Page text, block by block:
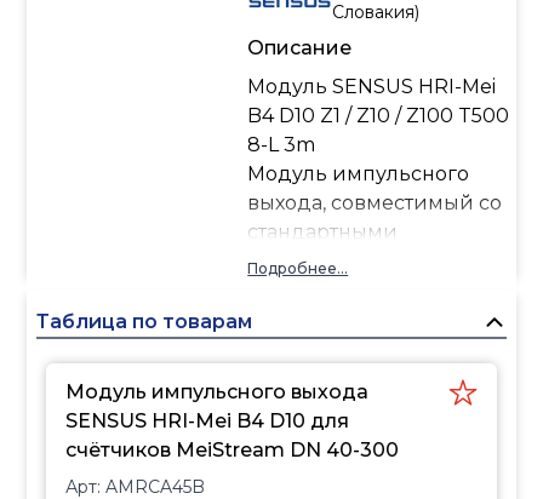
Словакия)
Описание
Модуль SENSUS HRI-Mei
B4 D10 Z1 / Z10 / Z100 T500
8-L 3m
Модуль импульсного
выхода, совместимый со
стандартными
промышленными
MeiStream и MeiTwin MID
Импульсный модуль
оснащен двумя
выходами:
Подробнее...
Таблица по товарам
Модуль импульсного выхода
SENSUS HRI-Mei B4 D10 для
счётчиков MeiStream DN 40-300
Арт:AMRCA45B